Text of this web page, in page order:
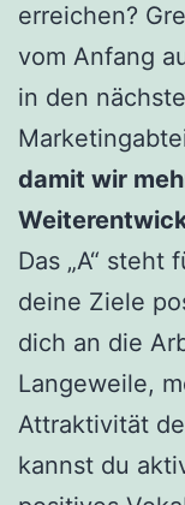
erreichen?
vom Anfang
in den
damit wir
Das „A“ steht
deine Ziele
dich an die
Langeweile,
Attraktivität
kannst du